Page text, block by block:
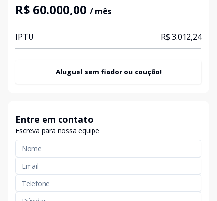
R$ 60.000,00 / mês
IPTU R$ 3.012,24
Aluguel sem fiador ou caução!
Entre em contato
Escreva para nossa equipe